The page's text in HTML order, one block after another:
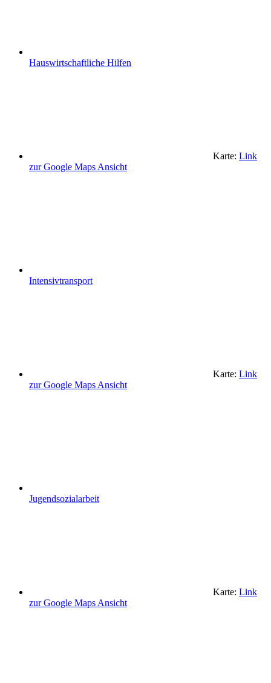
Hauswirtschaftliche Hilfen
Karte: Link
zur Google Maps Ansicht
Intensivtransport
Karte: Link
zur Google Maps Ansicht
Jugendsozialarbeit
Karte: Link
zur Google Maps Ansicht